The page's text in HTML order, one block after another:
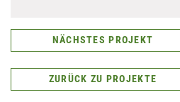
NÄCHSTES PROJEKT
ZURÜCK ZU PROJEKTE